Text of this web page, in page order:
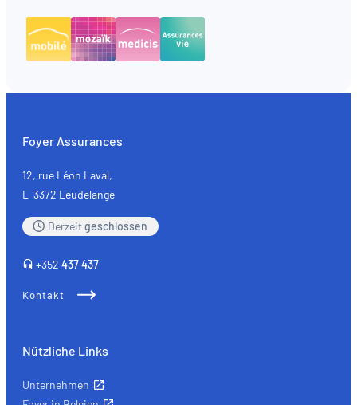
Foyer Assurances
12, rue Léon Laval,
L-3372 Leudelange
Derzeitgeschlossen
+352 437 437
Kontakt
Nützliche Links
Unternehmen